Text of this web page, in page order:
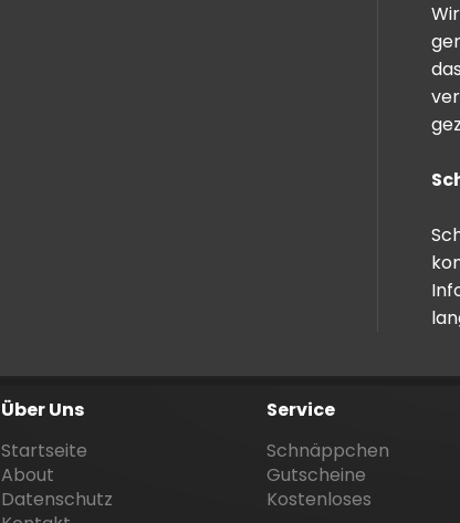
Über Uns
Startseite
About
Datenschutz
Service
Schnäppchen
Gutscheine
Kostenloses